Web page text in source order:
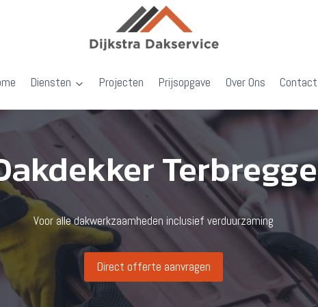
Diensten Projecten Prijsopgave Over Ons Contact
Terbregge
Voor alle dakwerkzaamheden inclusief verduurzaming
Direct offerte aanvragen